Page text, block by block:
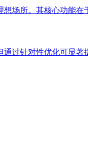
场所。其核心功能在
过针对性优化可显著